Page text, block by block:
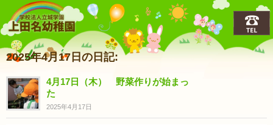
上田名(うえだな)幼稚園
2025年4月17日の日記:
4月17日（木） 野菜作りが始まっ
た
2025年4月17日